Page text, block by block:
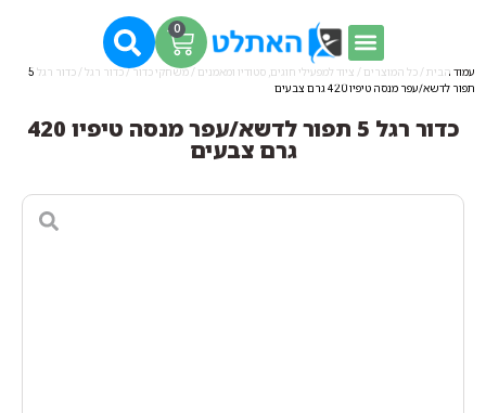
0
עמוד הבית / כל המוצרים / ציוד למפעילי חוגים, סטודיו ומאמנים / משחקי כדור/כדור רגל
/ כדור רגל 5
תפור לדשא/עפר מנסה טיפיו 420 גרם צבעים
כדור רגל 5 תפור לדשא/עפר מנסה טיפיו 420
גרם צבעים